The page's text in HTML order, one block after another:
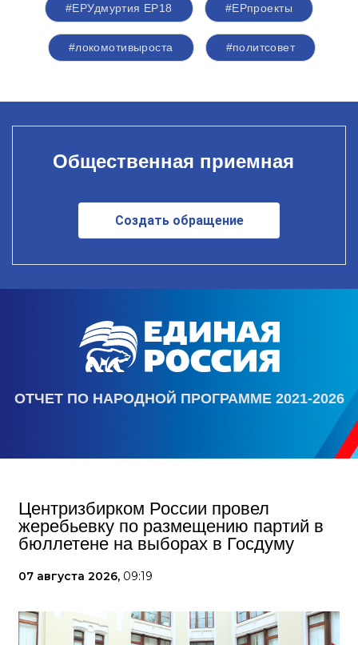
#ЕРУдмуртия ЕР18 #ЕРпроекты
#локомотивыроста #политсовет
Общественная приемная
Создать обращение
ОТЧЕТ ПО НАРОДНОЙ ПРОГРАММЕ 2021-2026
Центризбирком России провел
жеребьевку по размещению партий в
бюллетене на выборах в Госдуму
07 августа 2026, 09:19